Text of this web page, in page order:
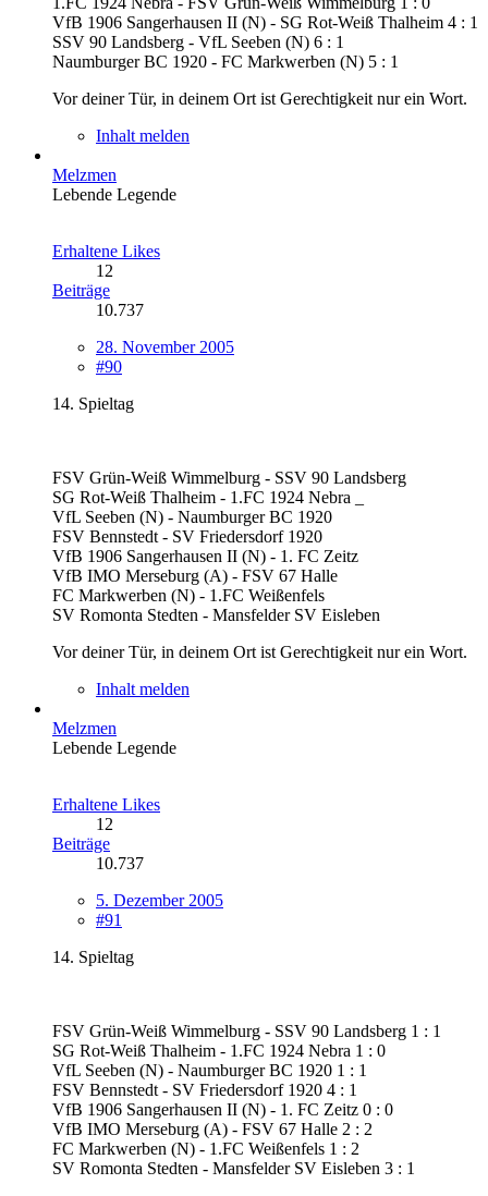
VfB 1906 Sangerhausen II (N) - SG Rot-Weiß Thalheim 4 : 1
SSV 90 Landsberg - VfL Seeben (N) 6 : 1
Naumburger BC 1920 - FC Markwerben (N) 5 : 1
Vor deiner Tür, in deinem Ort ist Gerechtigkeit nur ein Wort.
Inhalt melden
Melzmen
Lebende Legende
Erhaltene Likes
12
Beiträge
10.737
28. November 2005
#90
14. Spieltag
FSV Grün-Weiß Wimmelburg - SSV 90 Landsberg
SG Rot-Weiß Thalheim - 1.FC 1924 Nebra _
VfL Seeben (N) - Naumburger BC 1920
FSV Bennstedt - SV Friedersdorf 1920
VfB 1906 Sangerhausen II (N) - 1. FC Zeitz
VfB IMO Merseburg (A) - FSV 67 Halle
FC Markwerben (N) - 1.FC Weißenfels
SV Romonta Stedten - Mansfelder SV Eisleben
Vor deiner Tür, in deinem Ort ist Gerechtigkeit nur ein Wort.
Inhalt melden
Melzmen
Lebende Legende
Erhaltene Likes
12
Beiträge
10.737
5. Dezember 2005
#91
14. Spieltag
FSV Grün-Weiß Wimmelburg - SSV 90 Landsberg 1 : 1
SG Rot-Weiß Thalheim - 1.FC 1924 Nebra 1 : 0
VfL Seeben (N) - Naumburger BC 1920 1 : 1
FSV Bennstedt - SV Friedersdorf 1920 4 : 1
VfB 1906 Sangerhausen II (N) - 1. FC Zeitz 0 : 0
VfB IMO Merseburg (A) - FSV 67 Halle 2 : 2
FC Markwerben (N) - 1.FC Weißenfels 1 : 2
SV Romonta Stedten - Mansfelder SV Eisleben 3 : 1